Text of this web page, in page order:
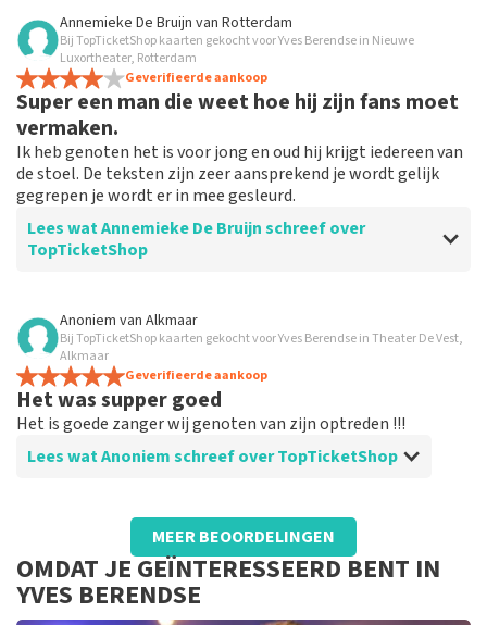
Beoordeling van Anoniem overTopTicketShop
Super!
De service was erg goed en duidelijk. De kaartjes werden
op tijd verstuurd en alles is goed verlopen.
Annemieke De Bruijn van Rotterdam
Bij TopTicketShop kaarten gekocht voor Yves Berendse in Nieuwe
Luxortheater, Rotterdam
Geverifieerde aankoop
Super een man die weet hoe hij zijn fans moet
vermaken.
Ik heb genoten het is voor jong en oud hij krijgt iedereen van
de stoel. De teksten zijn zeer aansprekend je wordt gelijk
gegrepen je wordt er in mee gesleurd.
Lees wat Annemieke De Bruijn schreef over
TopTicketShop
Beoordeling van Annemieke De Bruijn over
goed je wordt op de hoogte gehouden
wanneer je de kaart ontvangt.
weet niet.
Anoniem van Alkmaar
Bij TopTicketShop kaarten gekocht voor Yves Berendse in Theater De Vest,
Alkmaar
Geverifieerde aankoop
Het was supper goed
Het is goede zanger wij genoten van zijn optreden !!!
Lees wat Anoniem schreef over TopTicketShop
Beoordeling van Anoniem overTopTicketShop
We hebben de tickets in goede orde
ontvangen
Goede webshop
MEER BEOORDELINGEN
OMDAT JE GEÏNTERESSEERD BENT IN
YVES BERENDSE